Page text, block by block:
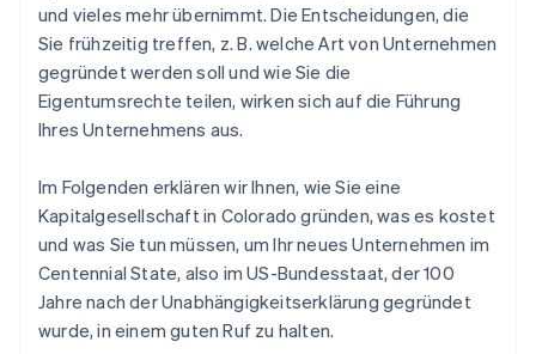
und vieles mehr übernimmt. Die Entscheidungen, die
Sie frühzeitig treffen, z. B. welche Art von Unternehmen
gegründet werden soll und wie Sie die
Eigentumsrechte teilen, wirken sich auf die Führung
Ihres Unternehmens aus.
Im Folgenden erklären wir Ihnen, wie Sie eine
Kapitalgesellschaft in Colorado gründen, was es kostet
und was Sie tun müssen, um Ihr neues Unternehmen im
Centennial State, also im US-Bundesstaat, der 100
Jahre nach der Unabhängigkeitserklärung gegründet
wurde, in einem guten Ruf zu halten.